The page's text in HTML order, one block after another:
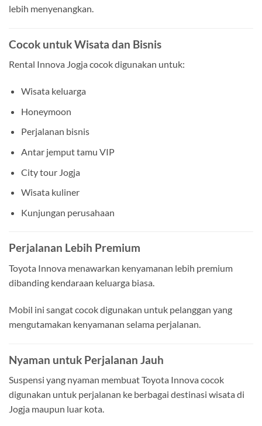
lebih menyenangkan.
Cocok untuk Wisata dan Bisnis
Rental Innova Jogja cocok digunakan untuk:
Wisata keluarga
Honeymoon
Perjalanan bisnis
Antar jemput tamu VIP
City tour Jogja
Wisata kuliner
Kunjungan perusahaan
Perjalanan Lebih Premium
Toyota Innova menawarkan kenyamanan lebih premium
dibanding kendaraan keluarga biasa.
Mobil ini sangat cocok digunakan untuk pelanggan yang
mengutamakan kenyamanan selama perjalanan.
Nyaman untuk Perjalanan Jauh
Suspensi yang nyaman membuat Toyota Innova cocok
digunakan untuk perjalanan ke berbagai destinasi wisata di
Jogja maupun luar kota.